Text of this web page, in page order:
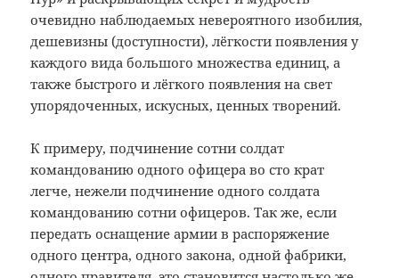
очевидно наблюдаемых невероятного изобилия,
дешевизны (доступности), лёгкости появления у
каждого вида большого множества единиц, а
также быстрого и лёгкого появления на свет
упорядоченных, искусных, ценных творений.
К примеру, подчинение сотни солдат
командованию одного офицера во сто крат
легче, нежели подчинение одного солдата
командованию сотни офицеров. Так же, если
передать оснащение армии в распоряжение
одного центра, одного закона, одной фабрики,